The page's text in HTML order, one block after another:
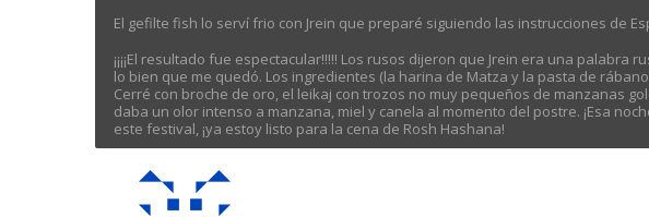
El gefilte fish lo serví frio con Jrein que preparé siguiendo las instrucciones de
¡¡¡¡El resultado fue espectacular!!!!! Los rusos dijeron que Jrein era una
lo bien que me quedó. Los ingredientes (la harina de Matza y la pasta de
Cerré con broche de oro, el leikaj con trozos no muy pequeños de manzanas
daba un olor intenso a manzana, miel y canela al momento del postre. ¡Esa
este festival, ¡ya estoy listo para la cena de Rosh Hashana!